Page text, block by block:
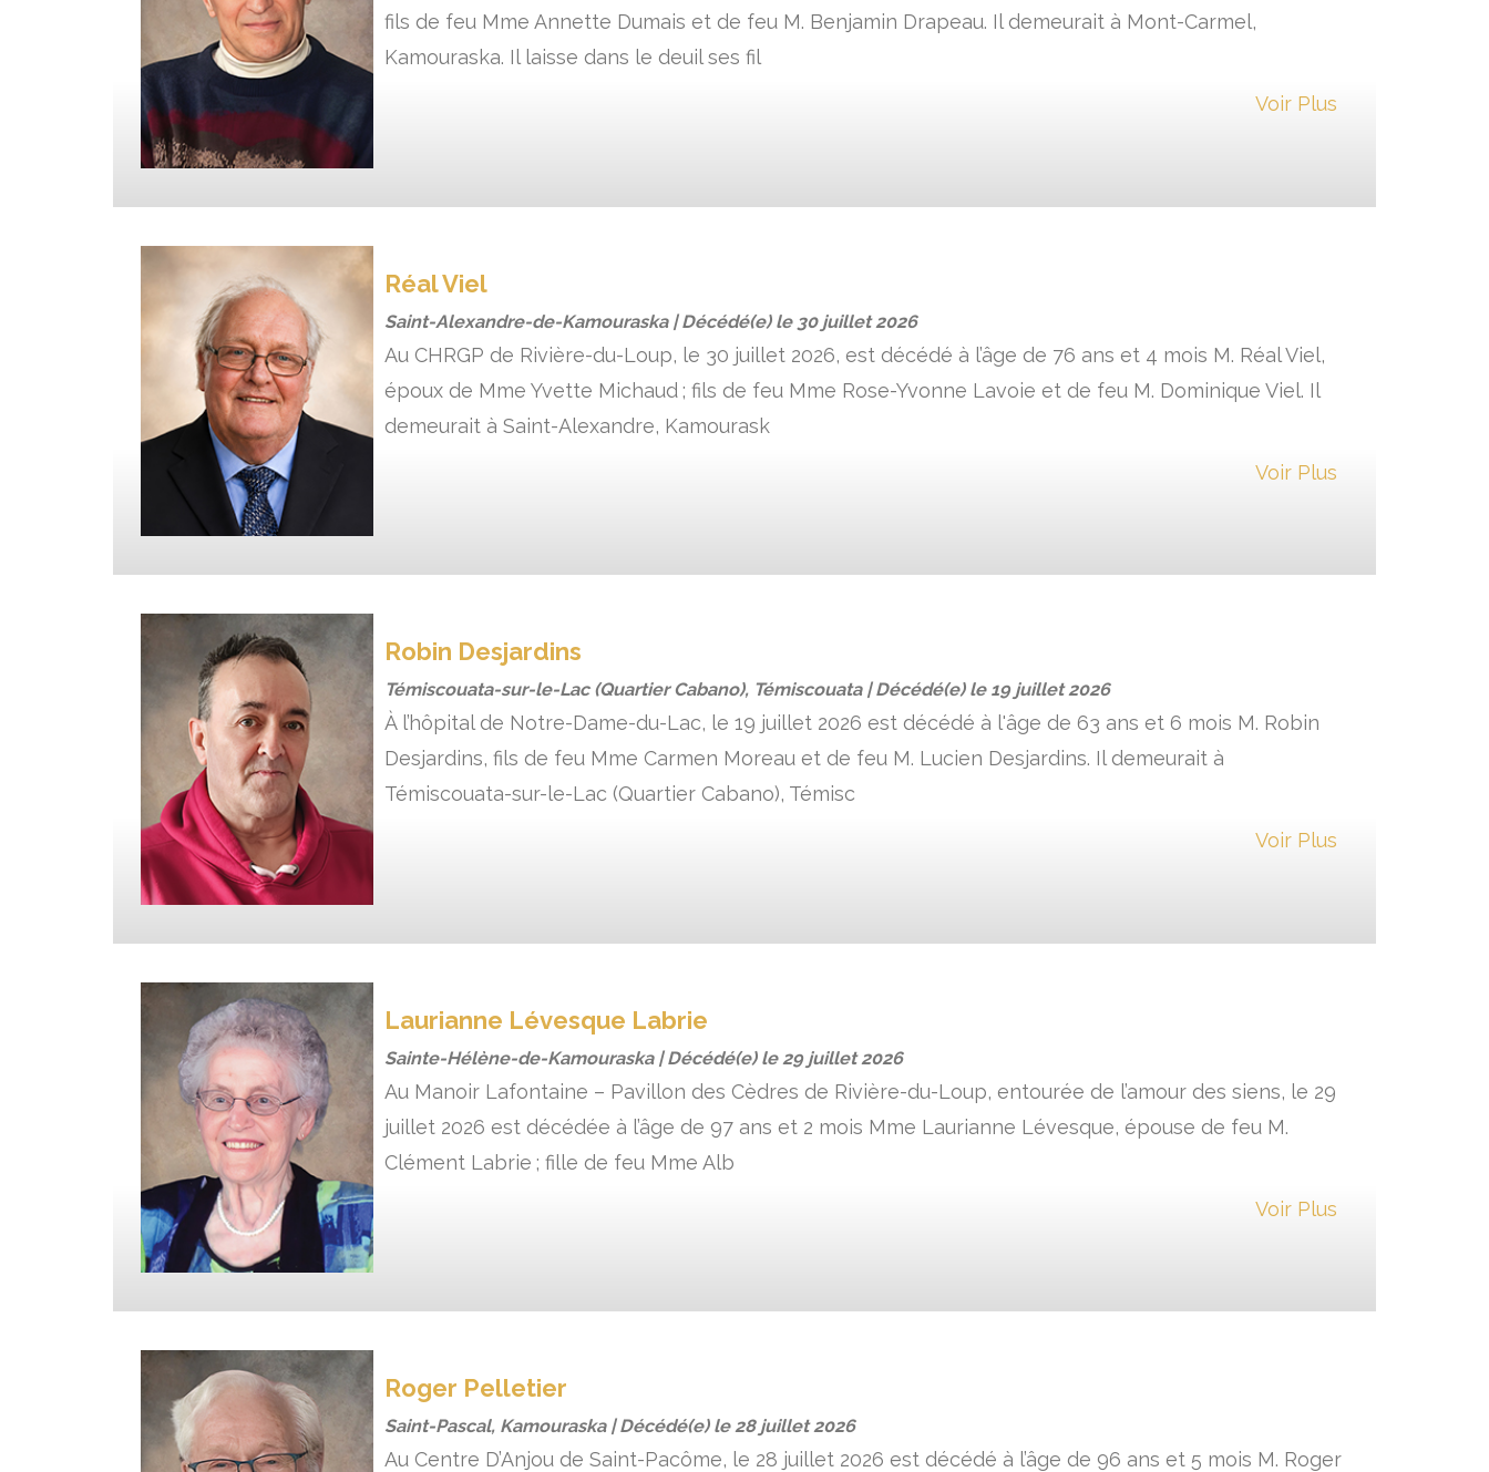
fils de feu Mme Annette Dumais et de feu M. Benjamin Drapeau. Il demeurait à Mont-Carmel,
Kamouraska. Il laisse dans le deuil ses fil
Voir Plus
Réal Viel
Saint-Alexandre-de-Kamouraska | Décédé(e) le 30 juillet 2026
Au CHRGP de Rivière-du-Loup, le 30 juillet 2026, est décédé à l’âge de 76 ans et 4 mois M. Réal Viel,
époux de Mme Yvette Michaud ; fils de feu Mme Rose-Yvonne Lavoie et de feu M. Dominique Viel. Il
demeurait à Saint-Alexandre, Kamourask
Voir Plus
Robin Desjardins
Témiscouata-sur-le-Lac (Quartier Cabano), Témiscouata | Décédé(e) le 19 juillet 2026
À l’hôpital de Notre-Dame-du-Lac, le 19 juillet 2026 est décédé à l'âge de 63 ans et 6 mois M. Robin
Desjardins, fils de feu Mme Carmen Moreau et de feu M. Lucien Desjardins. Il demeurait à
Témiscouata-sur-le-Lac (Quartier Cabano), Témisc
Voir Plus
Laurianne Lévesque Labrie
Sainte-Hélène-de-Kamouraska | Décédé(e) le29 juillet 2026
Au Manoir Lafontaine – Pavillon des Cèdres de Rivière-du-Loup, entourée de l’amour des siens, le 29
juillet 2026 est décédée à l’âge de 97 ans et 2 mois Mme Laurianne Lévesque, épouse de feu M.
Clément Labrie ; fille de feu Mme Alb
Voir Plus
Roger Pelletier
Saint-Pascal, Kamouraska | Décédé(e) le28 juillet 2026
Au Centre D’Anjou de Saint-Pacôme, le 28 juillet 2026 est décédé à l’âge de 96 ans et 5 mois M. Roger